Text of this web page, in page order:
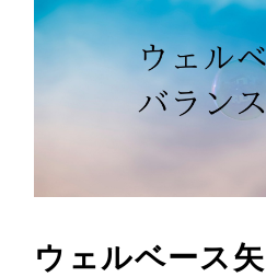
ウェルベース